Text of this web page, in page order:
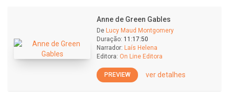
Anne de Green Gables
De Lucy Maud Montgomery
Duração: 11:17:50
Narrador: Laís Helena
Editora: On Line Editora
PREVIEW ver detalhes